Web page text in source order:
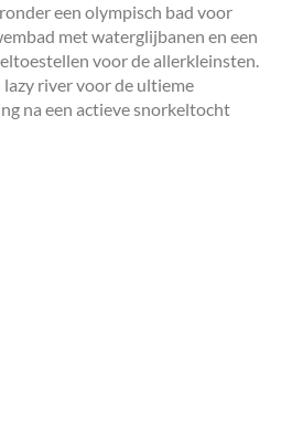
een olympisch bad voor
met waterglijbanen en een
voor de allerkleinsten.
lazy river voor de ultieme
na een actieve snorkeltocht